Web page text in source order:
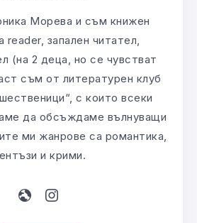
Морева и съм книжен
reader, запален читател,
(на 2 деца, но се чувстват
съм от литературен клуб
с които всеки
да обсъждаме вълнуващи
ми жанрове са романтика,
и крими.